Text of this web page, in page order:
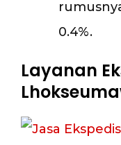
0.4%.
Layanan